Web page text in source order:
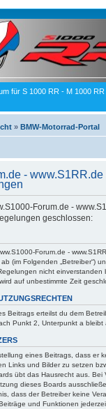
für S 1000 RR - M 1000
» BMW-Motorrad-Portal
-
Forum.de -
geschlossen:
Forum.de -
(im Folgenden „Betreiber“)
nicht
auf unbestimmte Zeit
Beitrags erteilst du dem
Punkt 2, Unterpunkt a
eines Beitrags, dass
Links und Bilder zu setzen
übt das Hausrecht aus.
dieses Boards
dass der Betreiber keine
und Funktionen